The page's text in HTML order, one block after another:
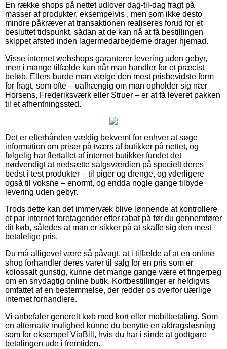
En række shops på nettet udlover dag-til-dag fragt på
masser af produkter, eksempelvis , men som ikke desto
mindre påkræver at transaktionen realiseres forud for et
besluttet tidspunkt, sådan at de kan nå at få bestillingen
skippet afsted inden lagermedarbejderne drager hjemad.
Visse internet webshops garanterer levering uden gebyr,
men i mange tilfælde kun når man handler for et præcist
beløb. Ellers burde man vælge den mest prisbevidste form
for fragt, som ofte – uafhængig om man opholder sig nær
Horsens, Frederiksværk eller Struer – er at få leveret pakken
til et afhentningssted.
Det er efterhånden vældig bekvemt for enhver at søge
information om priser på tværs af butikker på nettet, og
følgelig har flertallet af internet butikker fundet det
nødvendigt at nedsætte salgsværdien på specielt deres
bedst i test produkter – til piger og drenge, og yderligere
også til voksne – enormt, og endda nogle gange tilbyde
levering uden gebyr.
Trods dette kan det immervæk blive lønnende at kontrollere
et par internet foretagender efter rabat på før du gennemfører
dit køb, således at man er sikker på at skaffe sig den mest
betalelige pris.
Du må alligevel være så påvagt, at i tilfælde af at en online
shop forhandler deres varer til salg for en pris som er
kolossalt gunstig, kunne det mange gange være et fingerpeg
om en snydagtig online butik. Kortbestillinger er heldigvis
omfattet af en bestemmelse, der redder os overfor uærlige
internet forhandlere.
Vi anbefaler generelt køb med kort eller mobilbetaling. Som
en alternativ mulighed kunne du benytte en afdragsløsning
som for eksempel ViaBill, hvis du har i sinde at godtgøre
betalingen ude i fremtiden.